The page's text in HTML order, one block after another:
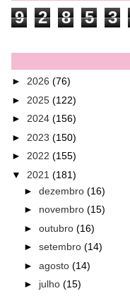
9 2 8 5 3
► 2026 (76)
► 2025 (122)
► 2024 (156)
► 2023 (150)
► 2022 (155)
▼ 2021 (181)
► dezembro (16)
► novembro (15)
► outubro (16)
► setembro (14)
► agosto (14)
► julho (15)